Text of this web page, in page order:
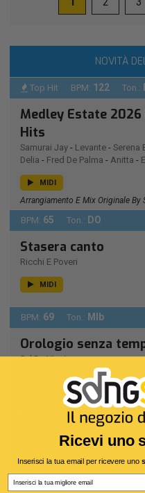
NOVITÀ
Top Hit BPM: 122 Ton.:
Medley Estate 2026
Hits
Samurai Jay - Levante - Serena
Delia - Fred De Palma - Anitta -
MIDI
Arrangiamento E Mix Originale By
BPM: 65 Ton.: DO
Stasera canto
Ricchi E Poveri
MIDI
BPM: 69 Ton.: MIb
Orologio senza
Sal Da Vinci
Ton.:RE -
Io ritorno solo
Formula 3
MIDI
Ricevi uno
Inserisci la tua email per ricevere uno